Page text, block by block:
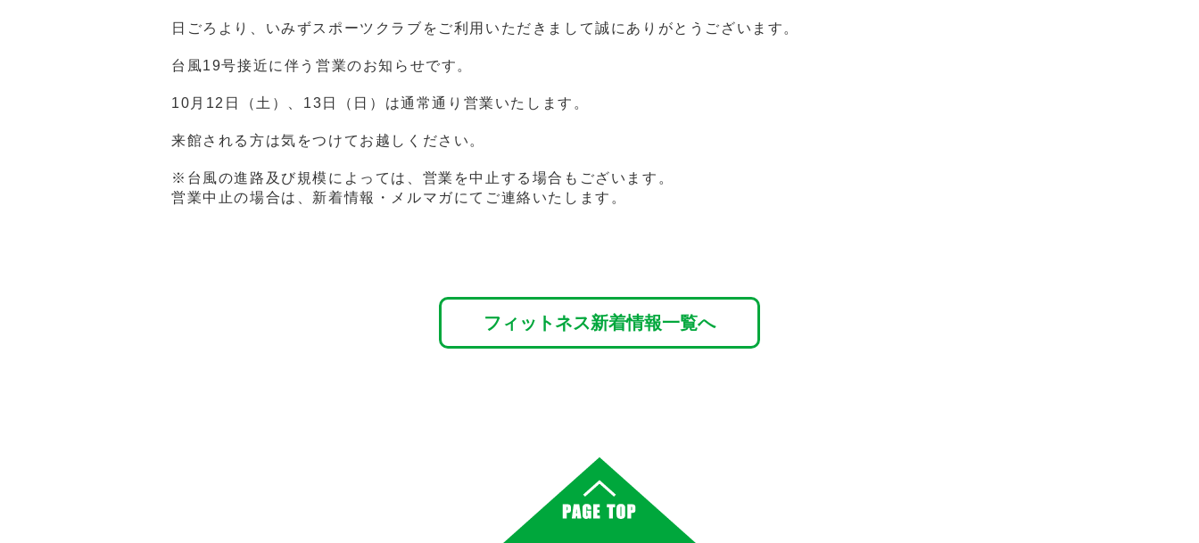
日ごろより、いみずスポーツクラブをご利用いただきまして誠にありがとうございます。
台風19号接近に伴う営業のお知らせです。
10月12日（土）、13日（日）は通常通り営業いたします。
来館される方は気をつけてお越しください。
※台風の進路及び規模によっては、営業を中止する場合もございます。
営業中止の場合は、新着情報・メルマガにてご連絡いたします。
フィットネス新着情報一覧へ